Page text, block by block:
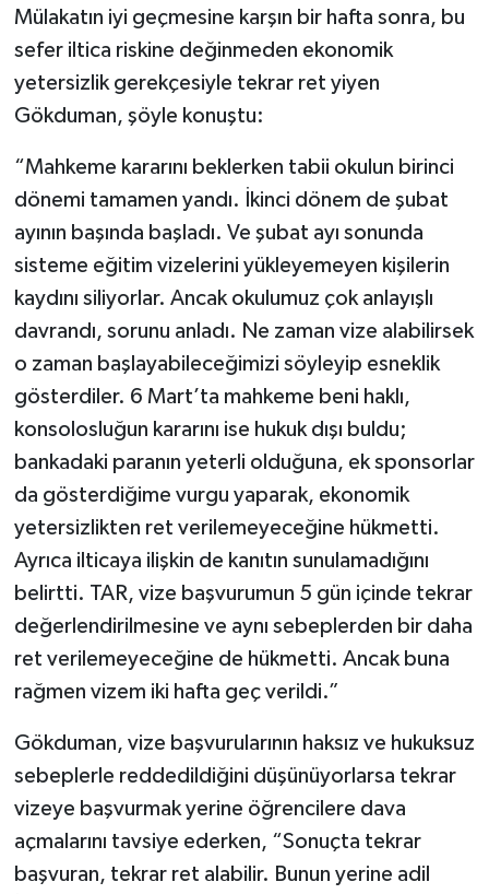
Mülakatın iyi geçmesine karşın bir hafta sonra, bu
sefer iltica riskine değinmeden ekonomik
yetersizlik gerekçesiyle tekrar ret yiyen
Gökduman, şöyle konuştu:
“Mahkeme kararını beklerken tabii okulun birinci
dönemi tamamen yandı. İkinci dönem de şubat
ayının başında başladı. Ve şubat ayı sonunda
sisteme eğitim vizelerini yükleyemeyen kişilerin
kaydını siliyorlar. Ancak okulumuz çok anlayışlı
davrandı, sorunu anladı. Ne zaman vize alabilirsek
o zaman başlayabileceğimizi söyleyip esneklik
gösterdiler. 6 Mart’ta mahkeme beni haklı,
konsolosluğun kararını ise hukuk dışı buldu;
bankadaki paranın yeterli olduğuna, ek sponsorlar
da gösterdiğime vurgu yaparak, ekonomik
yetersizlikten ret verilemeyeceğine hükmetti.
Ayrıca ilticaya ilişkin de kanıtın sunulamadığını
belirtti. TAR, vize başvurumun 5 gün içinde tekrar
değerlendirilmesine ve aynı sebeplerden bir daha
ret verilemeyeceğine de hükmetti. Ancak buna
rağmen vizem iki hafta geç verildi.”
Gökduman, vize başvurularının haksız ve hukuksuz
sebeplerle reddedildiğini düşünüyorlarsa tekrar
vizeye başvurmak yerine öğrencilere dava
açmalarını tavsiye ederken, “Sonuçta tekrar
başvuran, tekrar ret alabilir. Bunun yerine adil